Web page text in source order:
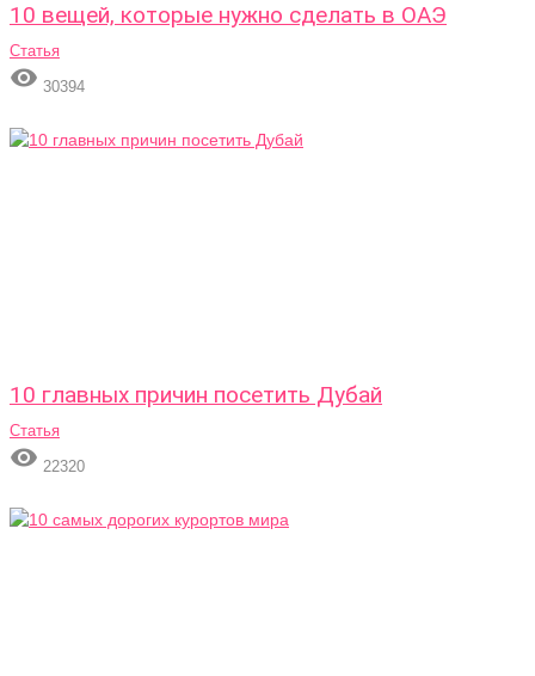
10 вещей, которые нужно сделать в ОАЭ
Статья
 30394
10 главных причин посетить Дубай
Статья
 22320